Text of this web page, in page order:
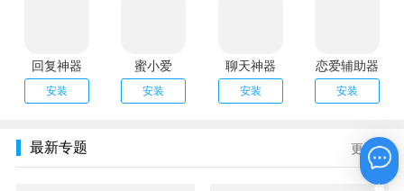
回复神器
安装
蜜小爱
安装
聊天神器
安装
恋爱辅助器
安装
最新专题 更多